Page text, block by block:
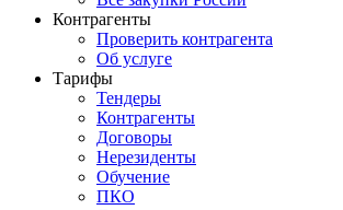
Контрагенты
Проверить контрагента
Об услуге
Тарифы
Тендеры
Контрагенты
Договоры
Нерезиденты
Обучение
ПКО